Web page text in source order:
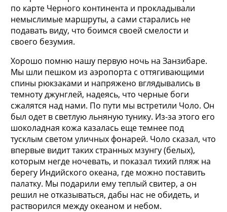
по карте Черного континента и прокладывали
немыслимые маршруты, а сами старались не
подавать виду, что боимся своей смелости и
своего безумия.
Хорошо помню нашу первую ночь на Занзибаре.
Мы шли пешком из аэропорта с оттягивающими
спины рюкзаками и напряжено вглядывались в
темноту джунглей, надеясь, что черные боги
сжалятся над нами. По пути мы встретили Чоло. Он
был одет в светлую льняную тунику. Из-за этого его
шоколадная кожа казалась еще темнее под
тусклым светом уличных фонарей. Чоло сказал, что
впервые видит таких странных мзунгу (белых),
которым негде ночевать, и показал тихий пляж на
берегу Индийского океана, где можно поставить
палатку. Мы подарили ему теплый свитер, а он
решил не отказываться, дабы нас не обидеть, и
растворился между океаном и небом.